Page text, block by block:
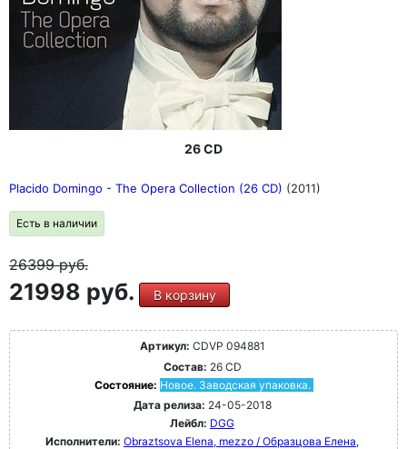
26 CD
Placido Domingo - The Opera Collection (26 CD) (2011)
Есть в наличии
26399руб.
21998 руб. В корзину
Артикул: CDVP 094881
Состав: 26 CD
Состояние: Новое. Заводская упаковка.
Дата релиза: 24-05-2018
Лейбл: DGG
Исполнители: Obraztsova Elena, mezzo / Образцова Елена,